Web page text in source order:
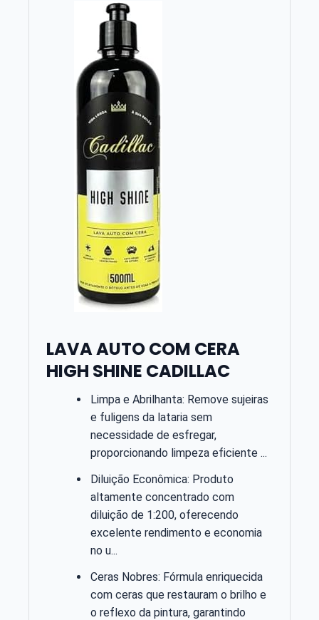
LAVA AUTO COM CERA
HIGH SHINE CADILLAC
Limpa e Abrilhanta: Remove sujeiras
e fuligens da lataria sem
necessidade de esfregar,
proporcionando limpeza eficiente ...
Diluição Econômica: Produto
altamente concentrado com
diluição de 1:200, oferecendo
excelente rendimento e economia
no u...
Ceras Nobres: Fórmula enriquecida
com ceras que restauram o brilho e
o reflexo da pintura, garantindo